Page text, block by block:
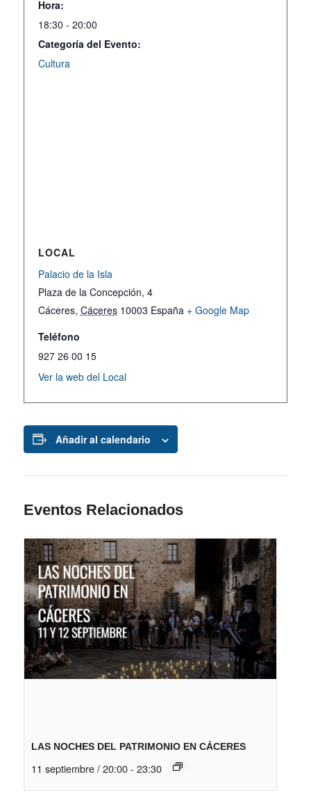
Hora:
18:30 - 20:00
Categoría del Evento:
Cultura
LOCAL
Palacio de la Isla
Plaza de la Concepción, 4
Cáceres, Cáceres 10003 España + Google Map
Teléfono
927 26 00 15
Ver la web del Local
Añadir al calendario
Eventos Relacionados
LAS NOCHES DEL PATRIMONIO EN CÁCERES
11 septiembre / 20:00 - 23:30